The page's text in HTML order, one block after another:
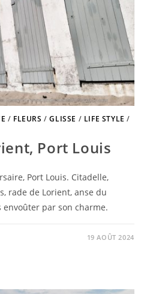
/ FLEURS /GLISSE / LIFE STYLE /
Port Louis
Port Louis. Citadelle,
rade de Lorient, anse du
envoûter par son charme.
19 AOÛT 2024